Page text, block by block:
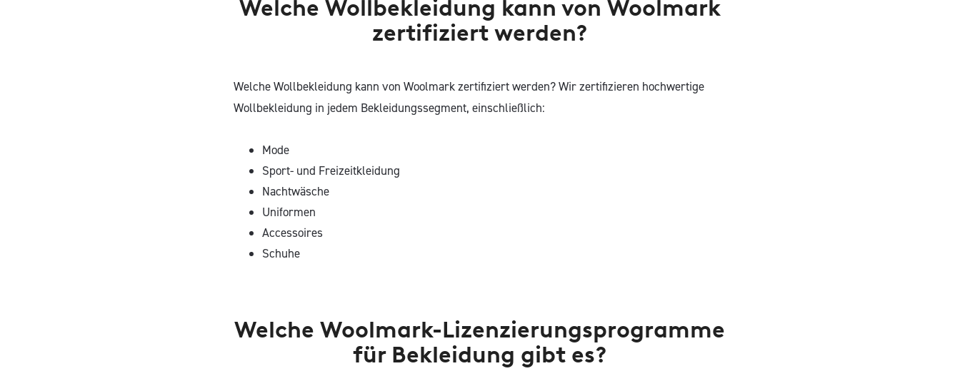
Welche Wollbekleidung kann von Woolmark
zertifiziert werden?
Welche Wollbekleidung kann von Woolmark zertifiziert werden? Wir zertifizieren hochwertige
Wollbekleidung in jedem Bekleidungssegment, einschließlich:
Mode
Sport- und Freizeitkleidung
Nachtwäsche
Uniformen
Accessoires
Schuhe
Welche Woolmark-Lizenzierungsprogramme
für Bekleidung gibt es?